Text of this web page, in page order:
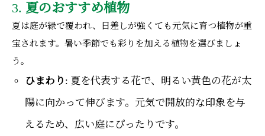
3. 夏のおすすめ植物
夏は庭が緑で覆われ、日差しが強くても元気に育つ植物が重
宝されます。暑い季節でも彩りを加える植物を選びましょ
う。
ひまわり : 夏を代表する花で、明るい黄色の花が太
陽に向かって伸びます。元気で開放的な印象を与
えるため、広い庭にぴったりです。